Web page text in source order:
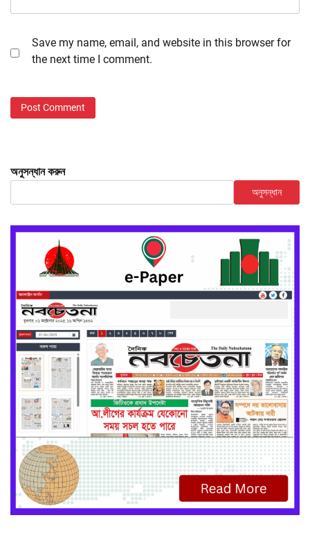
Save my name, email, and website in this browser for
the next time I comment.
অনুসন্ধান করুন
অনুসন্ধান